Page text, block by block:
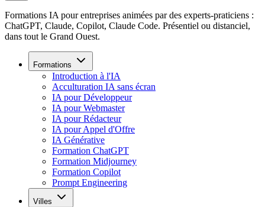
Formations IA pour entreprises animées par des experts-praticiens :
ChatGPT, Claude, Copilot, Claude Code. Présentiel ou distanciel,
dans tout le Grand Ouest.
Formations
Introduction à l'IA
Acculturation IA sans écran
IA pour Développeur
IA pour Webmaster
IA pour Rédacteur
IA pour Appel d'Offre
IA Générative
Formation ChatGPT
Formation Midjourney
Formation Copilot
Prompt Engineering
Villes